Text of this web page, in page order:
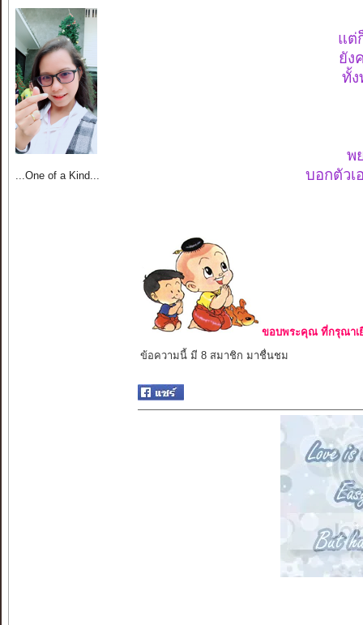
...One of a Kind...
แต่
ยัง
ทั้ง
พ
บอกตัวเ
ขอบพระคุณ ที่กรุณาเ
ข้อความนี้ มี 8 สมาชิก มาชื่นชม